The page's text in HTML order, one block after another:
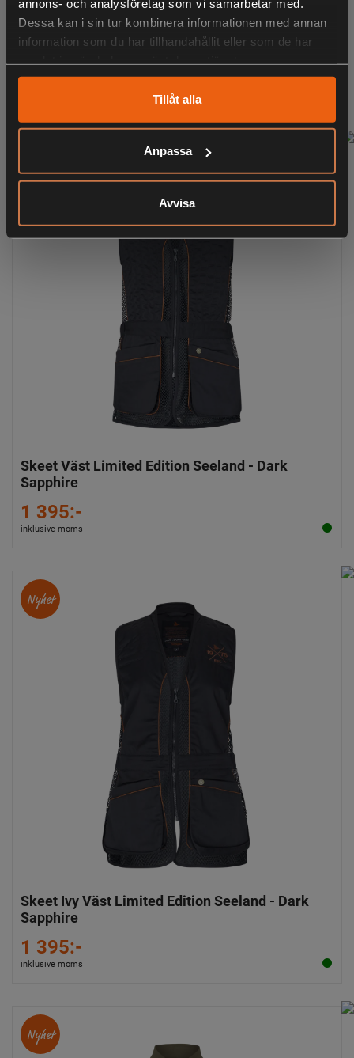
annons- och analysföretag som vi samarbetar med.
Dessa kan i sin tur kombinera informationen med annan
information som du har tillhandahållit eller som de har
Tillåt alla
Anpassa
Avvisa
Stalking Sneaker GTX Härkila - AXIS MSP Forest
3 195:-
Skeet Väst Limited Edition Seeland - Dark
Sapphire
1 395:-
inklusive moms
Nyhet
Skeet Ivy Väst Limited Edition Seeland - Dark
Sapphire
1 395:-
inklusive moms
Nyhet